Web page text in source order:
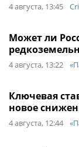
4 августа, 13:45
Может ли
4 августа, 13:22
Ключевая
новое
4 августа, 12:44